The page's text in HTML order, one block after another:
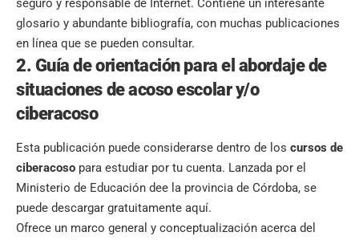
seguro y responsable de Internet. Contiene un interesante
glosario y abundante bibliografía, con muchas publicaciones
en línea que se pueden consultar.
2. Guía de orientación para el abordaje de
situaciones de acoso escolar y/o
ciberacoso
Esta publicación puede considerarse dentro de los cursos de
ciberacoso para estudiar por tu cuenta. Lanzada por el
Ministerio de Educación dee la provincia de Córdoba, se
puede descargar gratuitamente aquí.
Ofrece un marco general y conceptualización acerca del